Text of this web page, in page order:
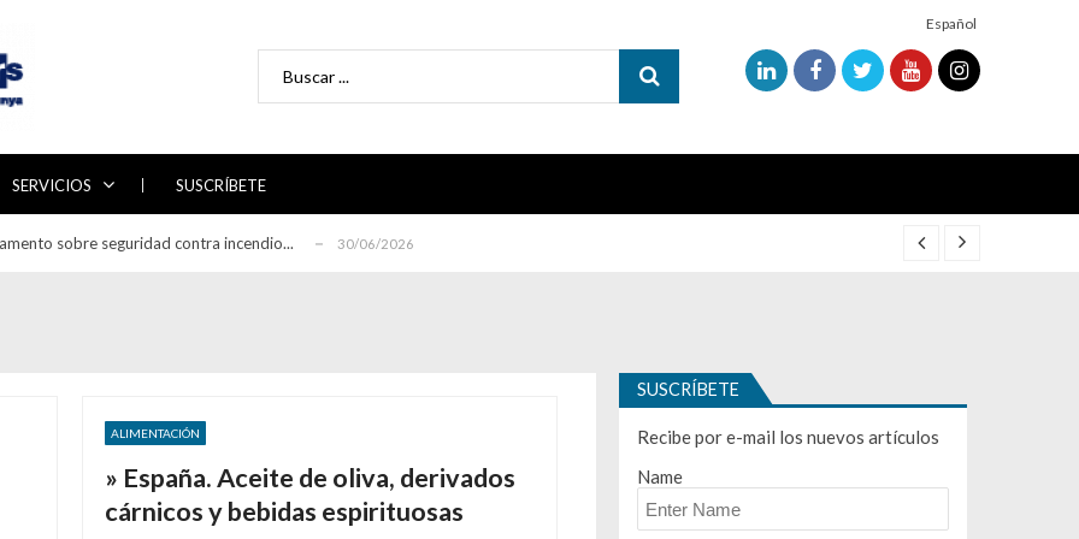
Español
SERVICIOS SUSCRÍBETE
directrices para la auditoría de sistemas ... 29/06/2026
sobre seguridad contra incendio... 30/06/2026
de la línea de alimentación en la rec...
sobre seguridad contra incendio...
ALIMENTACIÓN
» España. Aceite de oliva, derivados
cárnicos y bebidas espirituosas
SUSCRÍBETE
Recibe por e-mail los nuevos artículos
Name